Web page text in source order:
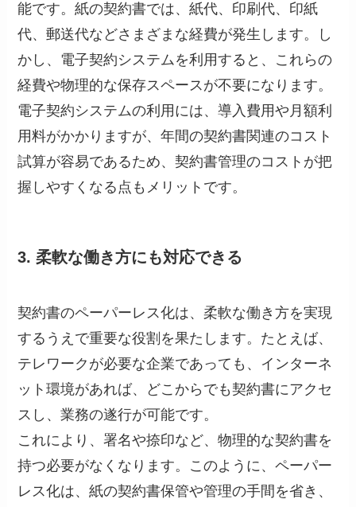
能です。紙の契約書では、紙代、印刷代、印紙
代、郵送代などさまざまな経費が発生します。し
かし、電子契約システムを利用すると、これらの
経費や物理的な保存スペースが不要になります。
電子契約システムの利用には、導入費用や月額利
用料がかかりますが、年間の契約書関連のコスト
試算が容易であるため、契約書管理のコストが把
握しやすくなる点もメリットです。
3. 柔軟な働き方にも対応できる
契約書のペーパーレス化は、柔軟な働き方を実現
するうえで重要な役割を果たします。たとえば、
テレワークが必要な企業であっても、インターネ
ット環境があれば、どこからでも契約書にアクセ
スし、業務の遂行が可能です。
これにより、署名や捺印など、物理的な契約書を
持つ必要がなくなります。このように、ペーパー
レス化は、紙の契約書保管や管理の手間を省き、